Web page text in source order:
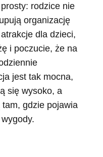
rodzice nie
organizację
dla dzieci,
i poczucie, że na
jest tak mocna,
się wysoko, a
tam, gdzie pojawia